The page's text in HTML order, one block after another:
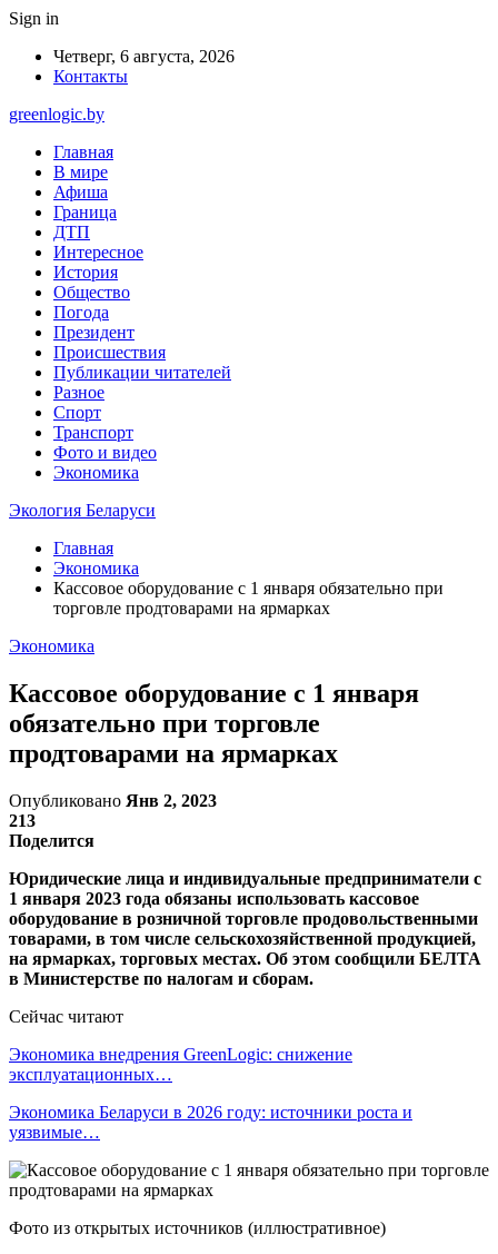
Sign in
Четверг, 6 августа, 2026
Контакты
greenlogic.by
Главная
В мире
Афиша
Граница
ДТП
Интересное
История
Общество
Погода
Президент
Происшествия
Публикации читателей
Разное
Спорт
Транспорт
Фото и видео
Экономика
Экология Беларуси
Главная
Экономика
Кассовое оборудование с 1 января обязательно при
торговле продтоварами на ярмарках
Экономика
Кассовое оборудование с 1 января
обязательно при торговле
продтоварами на ярмарках
Опубликовано Янв 2, 2023
213
Поделится
Юридические лица и индивидуальные предприниматели с
1 января 2023 года обязаны использовать кассовое
оборудование в розничной торговле продовольственными
товарами, в том числе сельскохозяйственной продукцией,
на ярмарках, торговых местах. Об этом сообщили БЕЛТА
в Министерстве по налогам и сборам.
Сейчас читают
Экономика внедрения GreenLogic: снижение
эксплуатационных…
Экономика Беларуси в 2026 году: источники роста и
уязвимые…
Фото из открытых источников (иллюстративное)